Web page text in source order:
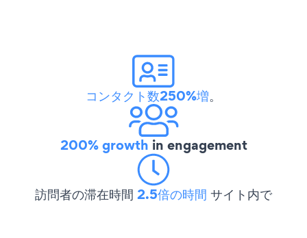
コンタクト数250%増。
200% growth in engagement
訪問者の滞在時間 2.5倍の時間 サイト内で